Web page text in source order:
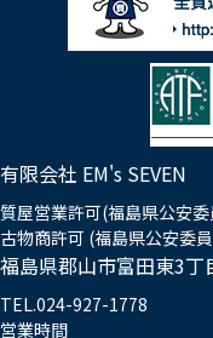
有限会社 EM's SEVEN
質屋営業許可(福島県公安
古物商許可 (福島県公安委
福島県郡山市富田東3丁
TEL.024-927-1778
営業時間